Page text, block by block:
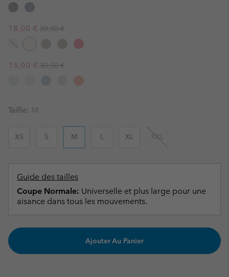
Sale price:
18,00 € Regular price:
30,00 €
Sale price:
15,00 € Regular price:
30,00 €
Taille: M
XS S M L XL XXL
Guide des tailles
Coupe Normale: Universelle et plus large pour une
aisance dans tous les mouvements.
Ajouter Au Panier